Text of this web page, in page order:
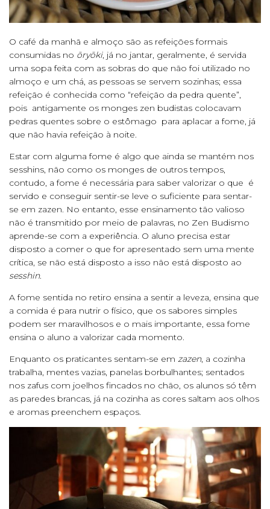
O café da manhã e almoço são as refeições formais
consumidas no ōryōki, já no jantar, geralmente, é servida
uma sopa feita com as sobras do que não foi utilizado no
almoço e um chá, as pessoas se servem sozinhas; essa
refeição é conhecida como “refeição da pedra quente”,
pois antigamente os monges zen budistas colocavam
pedras quentes sobre o estômago para aplacar a fome, já
que não havia refeição à noite.
Estar com alguma fome é algo que ainda se mantém nos
sesshins, não como os monges de outros tempos,
contudo, a fome é necessária para saber valorizar o que é
servido e conseguir sentir-se leve o suficiente para sentar-
se em zazen. No entanto, esse ensinamento tão valioso
não é transmitido por meio de palavras, no Zen Budismo
aprende-se com a experiência. O aluno precisa estar
disposto a comer o que for apresentado sem uma mente
crítica, se não está disposto a isso não está disposto ao
sesshin.
A fome sentida no retiro ensina a sentir a leveza, ensina que
a comida é para nutrir o físico, que os sabores simples
podem ser maravilhosos e o mais importante, essa fome
ensina o aluno a valorizar cada momento.
Enquanto os praticantes sentam-se em zazen, a cozinha
trabalha, mentes vazias, panelas borbulhantes; sentados
nos zafus com joelhos fincados no chão, os alunos só têm
as paredes brancas, já na cozinha as cores saltam aos olhos
e aromas preenchem espaços.